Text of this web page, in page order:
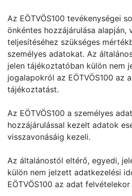
Az EÖTVÖS100 tevékenységei
önkéntes hozzájárulása alapján,
teljesítéséhez szükséges
személyes adatokat. Az
jelen tájékoztatóban külön nem
jogalapokról az EÖTVÖS100 az
tájékoztatást.
Az EÖTVÖS100 a személyes
hozzájárulással kezelt adatok
visszavonásáig kezeli.
Az általánostól eltérő, egyedi,
külön nem jelzett adatkezelési
EÖTVÖS100 az adat